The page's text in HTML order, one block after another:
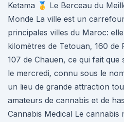
Ketama 🥇 Le Berceau du
Monde La ville est un
principales villes du Maroc:
kilomètres de Tetouan, 160 de
107 de Chauen, ce qui fait
le mercredi, connu sous le
un lieu de grande attraction
amateurs de cannabis et de
Cannabis Medical Le cannabis